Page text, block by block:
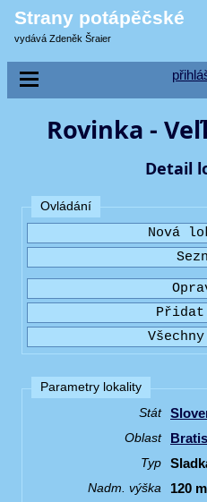
Strany potápěčské
vydává Zdeněk Šraier
Rovinka -
Detail
Ovládání
Parametry lokality
Stát
Oblast
Typ
Nadm. výška 120